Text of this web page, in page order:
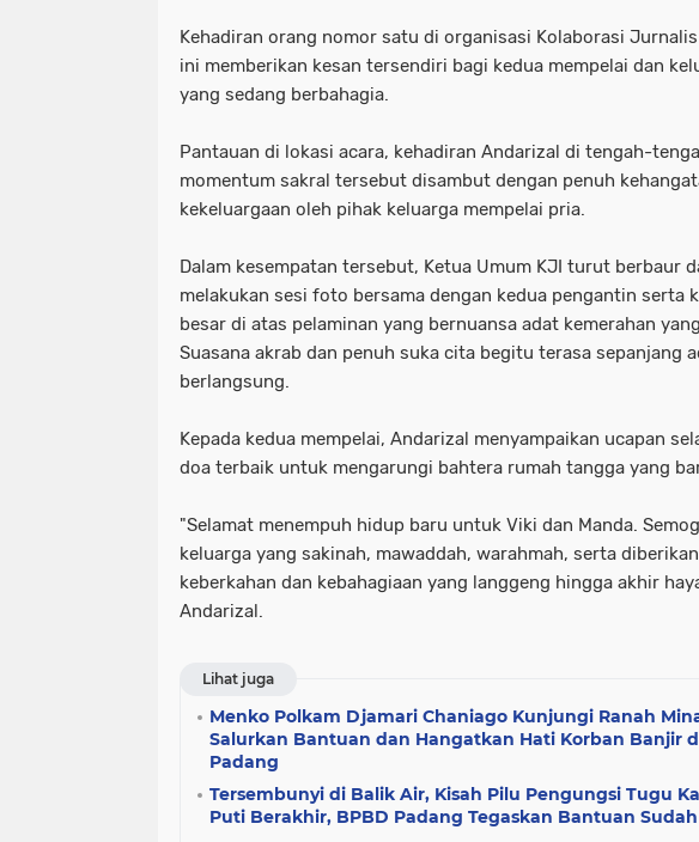
Kehadiran orang nomor satu di organisasi Kolaborasi
ini memberikan kesan tersendiri bagi kedua mempelai dan
yang sedang berbahagia.
Pantauan di lokasi acara, kehadiran Andarizal di tengah-
momentum sakral tersebut disambut dengan penuh
kekeluargaan oleh pihak keluarga mempelai pria.
Dalam kesempatan tersebut, Ketua Umum KJI turut berbaur
melakukan sesi foto bersama dengan kedua pengantin serta
besar di atas pelaminan yang bernuansa adat kemerahan
Suasana akrab dan penuh suka cita begitu terasa sepanjang
berlangsung.
Kepada kedua mempelai, Andarizal menyampaikan ucapan
doa terbaik untuk mengarungi bahtera rumah tangga yang
​"Selamat menempuh hidup baru untuk Viki dan Manda.
keluarga yang sakinah, mawaddah, warahmah, serta diberikan
keberkahan dan kebahagiaan yang langgeng hingga akhir
Andarizal.
Lihat juga
Menko Polkam Djamari Chaniago Kunjungi Ranah
Salurkan Bantuan dan Hangatkan Hati Korban Banjir
Padang
Tersembunyi di Balik Air, Kisah Pilu Pengungsi Tugu
Puti Berakhir, BPBD Padang Tegaskan Bantuan